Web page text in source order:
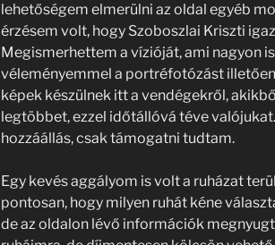
lehetőségem elmerülni az oldal egyéb
érzésem volt, hogy Szoboszlai Kriszti
Megismerhettem a vízióját, ami nagyon
véleményemmel a portréfotózást
képek készülnek itt a vendégekről,
legtöbbet, ezzel időtállóvá téve
hozzáállás, csak támogatni tudtam.
Egy kevés aggályom is volt a ruházat
pontosan, hogy milyen ruhát kéne
de az oldalon lévő információk